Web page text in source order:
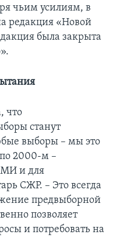
чьим усилиям, в
редакция «Новой
была закрыта
что
станут
выборы – мы это
2000-м –
и для
СЖР. – Это всегда
предвыборной
позволяет
и потребовать на